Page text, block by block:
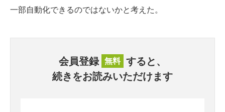
一部自動化できるのではないかと考えた。
会員登録 無料 すると、
続きをお読みいただけます